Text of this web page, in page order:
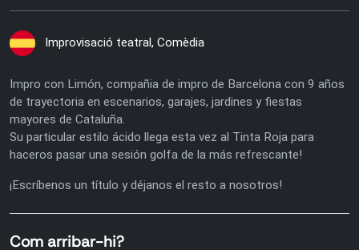
Improvisació teatral, Comèdia
Impro con Limón, compañia de impro de Barcelona con 9 años
de trayectoria en escenarios, garajes, jardines y fiestas
mayores de Cataluña.
Su particular estilo ácido llega esta vez al Tinta Roja para
haceros pasar una sesión golfa de la más refrescante!
¡Escríbenos un título y déjanos el resto a nosotros!
Com arribar-hi?